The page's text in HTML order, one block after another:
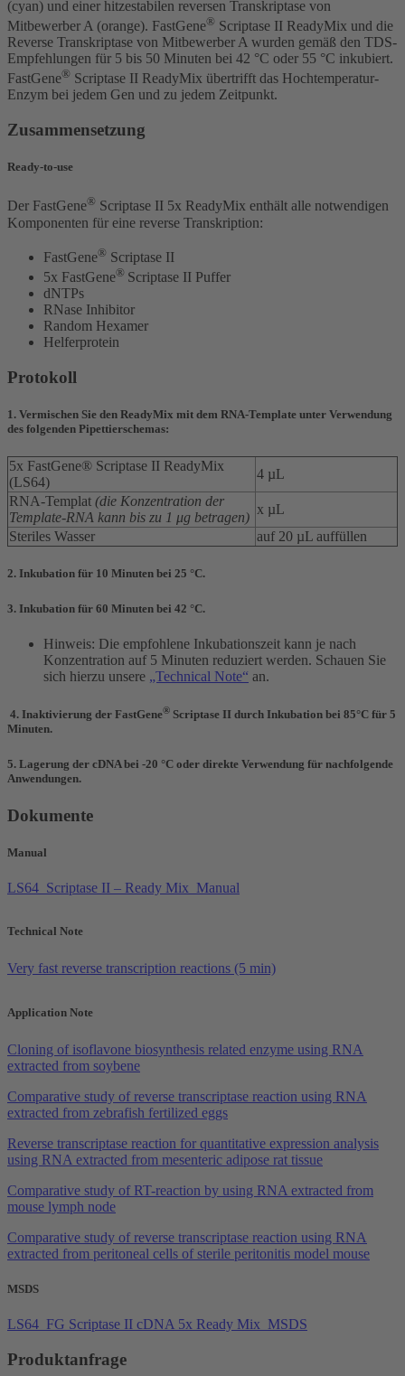
(cyan) und einer hitzestabilen reversen Transkriptase von
Mitbewerber A (orange). FastGene® Scriptase II ReadyMix und die
Reverse Transkriptase von Mitbewerber A wurden gemäß den TDS-
Empfehlungen für 5 bis 50 Minuten bei 42 °C oder 55 °C inkubiert.
FastGene® Scriptase II ReadyMix übertrifft das Hochtemperatur-
Enzym bei jedem Gen und zu jedem Zeitpunkt.
Zusammensetzung
Ready-to-use
Der FastGene® Scriptase II 5x ReadyMix enthält alle notwendigen
Komponenten für eine reverse Transkription:
FastGene® Scriptase II
5x FastGene® Scriptase II Puffer
dNTPs
RNase Inhibitor
Random Hexamer
Helferprotein
Protokoll
1. Vermischen Sie den ReadyMix mit dem RNA-Template unter Verwendung
des folgenden Pipettierschemas:
5x FastGene® Scriptase II ReadyMix
(LS64)
4 µL
RNA-Templat (die Konzentration der
Template-RNA kann bis zu 1 μg betragen)
x µL
Steriles Wasser
auf 20 µL auffüllen
2. Inkubation für 10 Minuten bei 25 °C.
3. Inkubation für 60 Minuten bei 42 °C.
Hinweis: Die empfohlene Inkubationszeit kann je nach
Konzentration auf 5 Minuten reduziert werden. Schauen Sie
sich hierzu unsere „Technical Note“ an.
4. Inaktivierung der FastGene® Scriptase II durch Inkubation bei 85°C für 5
Minuten.
5. Lagerung der cDNA bei -20 °C oder direkte Verwendung für nachfolgende
Anwendungen.
Dokumente
Manual
LS64_Scriptase II – Ready Mix_Manual
Technical Note
Very fast reverse transcription reactions (5 min)
Application Note
Cloning of isoflavone biosynthesis related enzyme using RNA
extracted from soybene
Comparative study of reverse transcriptase reaction using RNA
extracted from zebrafish fertilized eggs
Reverse transcriptase reaction for quantitative expression analysis
using RNA extracted from mesenteric adipose rat tissue
Comparative study of RT-reaction by using RNA extracted from
mouse lymph node
Comparative study of reverse transcriptase reaction using RNA
extracted from peritoneal cells of sterile peritonitis model mouse
MSDS
LS64_FG Scriptase II cDNA 5x Ready Mix_MSDS
Produktanfrage